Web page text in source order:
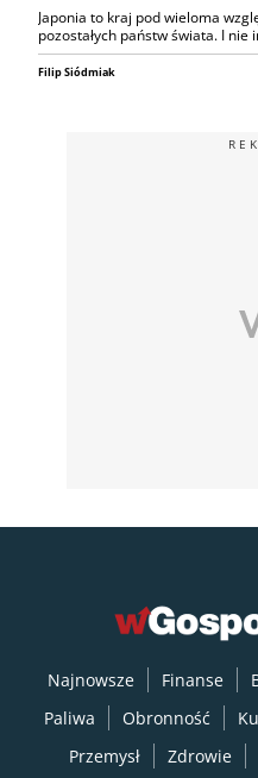
Japonia to kraj pod wieloma
pozostałych państw świata. I
Filip Siódmiak
Najnowsze Finanse
Paliwa
Obronność
Przemysł
Zdrowie